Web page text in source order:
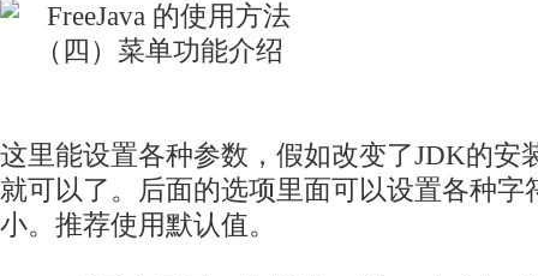
这里能设置各种参数，假如改变了JDK的安
就可以了。后面的选项里面可以设置各种字
小。推荐使用默认值。